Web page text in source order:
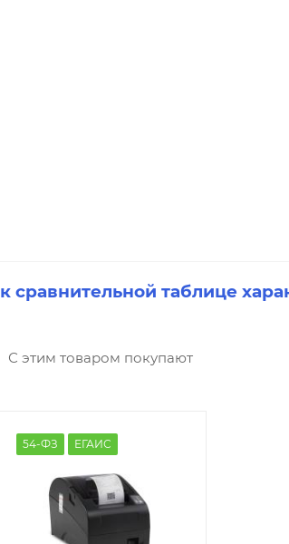
сравнительной таблице
С этим товаром покупают
54-ФЗ ЕГАИС